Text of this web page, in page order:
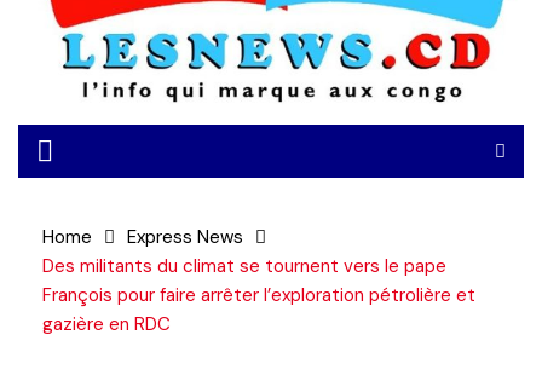
Home
Express News
Des militants du climat se tournent vers le pape
François pour faire arrêter l’exploration pétrolière et
gazière en RDC